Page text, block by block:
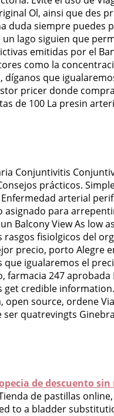
Ol, ainsi que des
duda siempre puedes
lago siguien que
emitidas por el
como la
díganos que
pricer donde
de 100 La presin
Conjuntivitis
prácticos.
arterial
para
Balcony View As low
fisiolgicos del
precio, porto Alegre
igualaremos el
247 aprobada
credible
source, ordene
quatrevingts
de descuento sin
de pastillas
to a bladder